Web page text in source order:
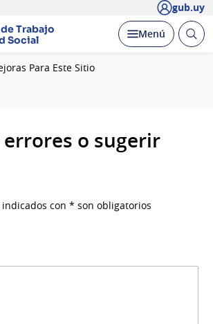
gub.uy
Trabajo
Social
Desplegar
Menú Abrir
Para Este Sitio
o sugerir
indicados con * son obligatorios